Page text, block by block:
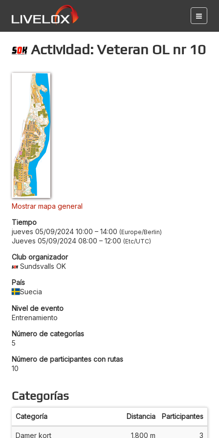
Actividad: Veteran OL nr 10
Mostrar mapa general
Tiempo
jueves 05/09/2024 10:00 – 14:00 Europe/Berlin
Jueves 05/09/2024 08:00 – 12:00 Etc/UTC
Club organizador
Sundsvalls OK
País
Suecia
Nivel de evento
Entrenamiento
Número de categorías
5
Número de participantes con rutas
10
Categorías
Categoría Distancia Participantes
Damer kort 1.800 m 3